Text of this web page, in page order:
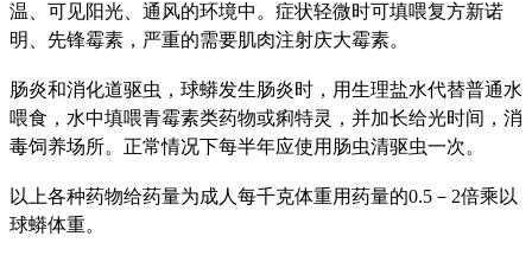
温、可见阳光、通风的环境中。症状轻微时可填喂复方新诺
明、先锋霉素，严重的需要肌肉注射庆大霉素。
肠炎和消化道驱虫，球蟒发生肠炎时，用生理盐水代替普通水
喂食，水中填喂青霉素类药物或痢特灵，并加长给光时间，消
毒饲养场所。正常情况下每半年应使用肠虫清驱虫一次。
以上各种药物给药量为成人每千克体重用药量的0.5－2倍乘以
球蟒体重。